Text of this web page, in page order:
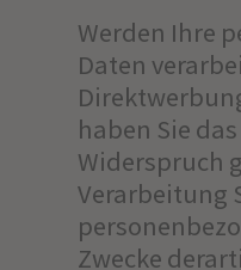
Werden Ihre
Daten
haben Sie
Widerspruch
Verarbeitung
Zwecke